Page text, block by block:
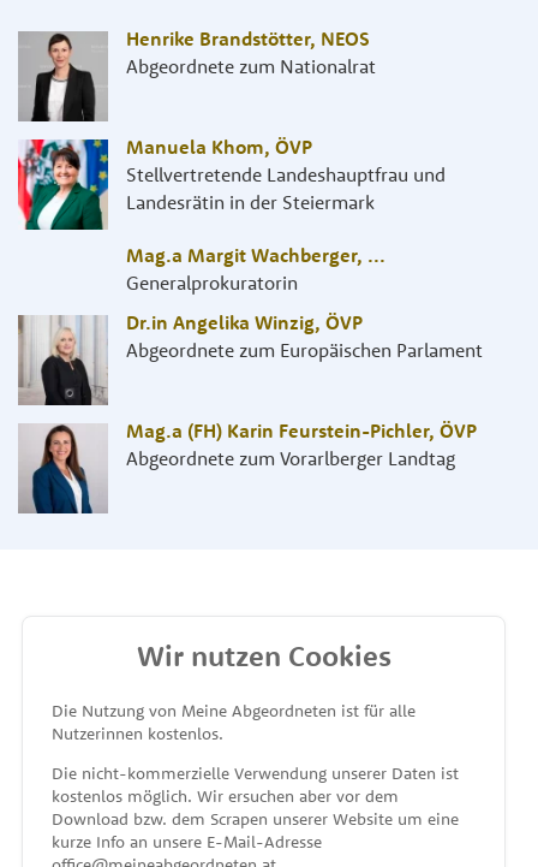
Henrike Brandstötter, NEOS
Abgeordnete zum Nationalrat
Manuela Khom, ÖVP
Stellvertretende Landeshauptfrau und
Landesrätin in der Steiermark
Mag.a Margit Wachberger, ...
Generalprokuratorin
Dr.in Angelika Winzig, ÖVP
Abgeordnete zum Europäischen Parlament
Mag.a (FH) Karin Feurstein-Pichler, ÖVP
Abgeordnete zum Vorarlberger Landtag
MEINE ABGEORDNETEN
unterstützt von
Wir nutzen Cookies
Die Nutzung von Meine Abgeordneten ist für alle
Nutzerinnen kostenlos.
Die nicht-kommerzielle Verwendung unserer Daten ist
kostenlos möglich. Wir ersuchen aber vor dem
Download bzw. dem Scrapen unserer Website um eine
kurze Info an unsere E-Mail-Adresse